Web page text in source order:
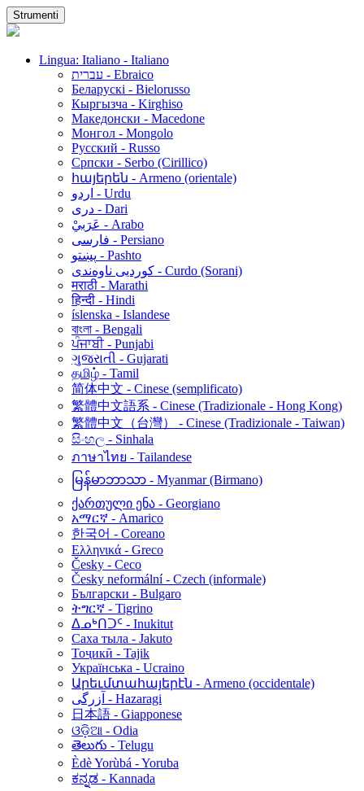
Strumenti
Lingua: Italiano - Italiano
עברית - Ebraico
Беларускі - Bielorusso
Кыргызча - Kirghiso
Македонски - Macedone
Монгол - Mongolo
Русский - Russo
Српски - Serbo (Cirillico)
հայերեն - Armeno (orientale)
اردو - Urdu
دری - Dari
عَرَبيْ - Arabo
فارسی - Persiano
پښتو - Pashto
کوردیی ناوەندی - Curdo (Sorani)
मराठी - Marathi
हिन्दी - Hindi
íslenska - Islandese
বাংলা - Bengali
ਪੰਜਾਬੀ - Punjabi
ગુજરાતી - Gujarati
தமிழ் - Tamil
简体中文 - Cinese (semplificato)
繁體中文語系 - Cinese (Tradizionale - Hong Kong)
繁體中文（台灣） - Cinese (Tradizionale - Taiwan)
සිංහල - Sinhala
ภาษาไทย - Tailandese
မြန်မာဘာသာ - Myanmar (Birmano)
ქართული ენა - Georgiano
አማርኛ - Amarico
한국어 - Coreano
Ελληνικά - Greco
Česky - Ceco
Česky neformální - Czech (informale)
Български - Bulgaro
ትግርኛ - Tigrino
ᐃᓄᒃᑎᑐᑦ - Inukitut
Саха тыла - Jakuto
Тоҷикӣ - Tajik
Українська - Ucraino
Արեւմտահայերէն - Armeno (occidentale)
آزرگی - Hazaragi
日本語 - Giapponese
ଓଡ଼ିଆ - Odia
తెలుగు - Telugu
Èdè Yorùbá - Yoruba
ಕನ್ನಡ - Kannada